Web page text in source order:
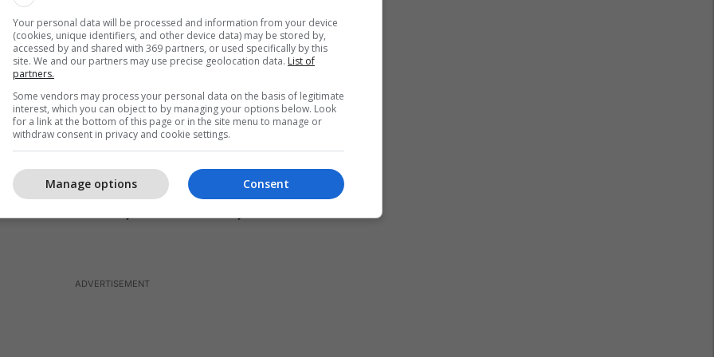
tona personale, si mediat sociale, sistemet
deklaroi Gashi, për Klan Kosova.
së të dhënave, Gashi tutje shtoi se qytetarët
të dhëna të ndjeshme në platforma të pasigurta
fjalëkalime të lehta e të thjeshta. Po ashtu, ai
të mos vendosin një fjalëkalim të njëjtë në shumë
Gashi vlerëson se qytetarët bien pre e mos
thotë se fëmijët dhe të miturit janë më të
Your personal data will be processed and information from your device
(cookies, unique identifiers, and other device data) may be stored by,
accessed by and shared with 369 partners, or used specifically by this
site. We and our partners may use precise geolocation data. List of
partners.
Some vendors may process your personal data on the basis of legitimate
interest, which you can object to by managing your options below. Look
for a link at the bottom of this page or in the site menu to manage or
withdraw consent in privacy and cookie settings.
Consent
Manage options